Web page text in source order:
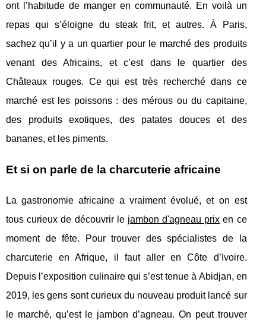
ont l’habitude de manger en communauté. En voilà un
repas qui s’éloigne du steak frit, et autres. À Paris,
sachez qu’il y a un quartier pour le marché des produits
venant des Africains, et c’est dans le quartier des
Châteaux rouges. Ce qui est très recherché dans ce
marché est les poissons : des mérous ou du capitaine,
des produits exotiques, des patates douces et des
bananes, et les piments.
Et si on parle de la charcuterie africaine
La gastronomie africaine a vraiment évolué, et on est
tous curieux de découvrir le jambon d'agneau prix en ce
moment de fête. Pour trouver des spécialistes de la
charcuterie en Afrique, il faut aller en Côte d’Ivoire.
Depuis l’exposition culinaire qui s’est tenue à Abidjan, en
2019, les gens sont curieux du nouveau produit lancé sur
le marché, qu’est le jambon d’agneau. On peut trouver